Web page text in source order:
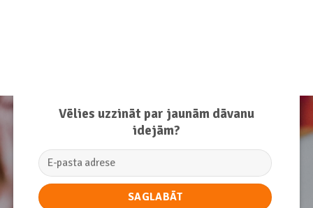
Vēlies uzzināt par jaunām dāvanu
idejām?